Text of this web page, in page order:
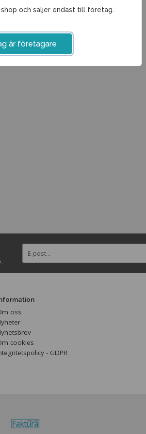
oss
cookies
- GDPR
shop och säljer endast till företag.
är företagare